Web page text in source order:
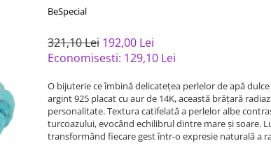
BeSpecial
321,10 Lei 192,00 Lei
Economisesti: 129,10 Lei
O bijuterie ce îmbină delicatețea perlelor de apă
argint 925 placat cu aur de 14K, această brățară
personalitate. Textura catifelată a perlelor albe
turcoazului, evocând echilibrul dintre mare și soare.
transformând fiecare gest într-o expresie naturală a